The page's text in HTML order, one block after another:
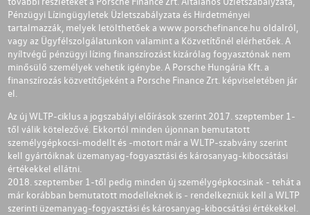
Pénzügyi Lízingügyletek Üzletszabályzata és Hirdetményei
tartalmazzák, melyek letölthetőek a www.porschefinance.hu oldalról,
vagy az Ügyfélszolgálatunkon valamint a Közvetítőnél elérhetőek. A
nyíltvégű pénzügyi lízing finanszírozást kizárólag fogyasztónak nem
minősülő személyek vehetik igénybe. A Porsche Hungária Kft. a
finanszírozás közvetítőjeként a Porsche Finance Zrt. képviseletében jár
el.
Az új WLTP-ciklus a jogszabályi előírások szerint 2017. szeptember 1-
től válik kötelezővé. Ekkortól minden újonnan bemutatott
személygépkocsi-modellt és -motort már a WLTP-szabvány szerint
kell gyártóiknak üzemanyag-fogyasztási és károsanyag-kibocsátási
értékekkel ellátni.
2018. szeptember 1-től pedig minden új személygépkocsinak - tehát a
már korábban bemutatott modelleknek is - rendelkezniük kell a WLTP
szerinti üzemanyag-fogyasztási és károsanyag-kibocsátási értékekkel.